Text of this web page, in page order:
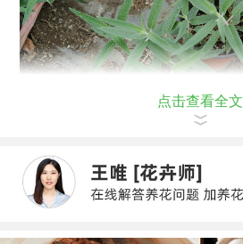
点击查看全文